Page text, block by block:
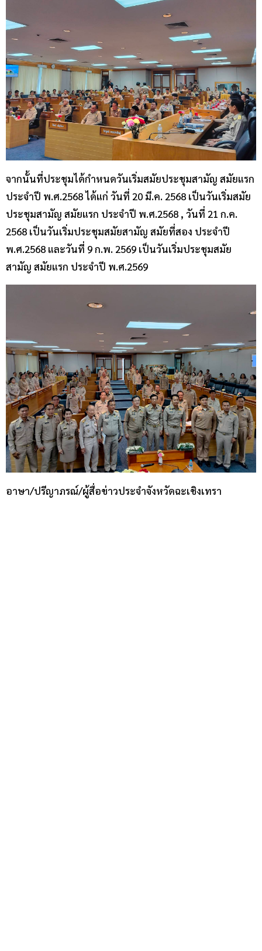
จากนั้นที่ประชุมได้กำหนดวันเริ่มสมัยประชุมสามัญ สมัยแรก
ประจำปี พ.ศ.2568 ได้แก่ วันที่ 20 มี.ค. 2568 เป็นวันเริ่มสมัย
ประชุมสามัญ สมัยแรก ประจำปี พ.ศ.2568 , วันที่ 21 ก.ค.
2568 เป็นวันเริ่มประชุมสมัยสามัญ สมัยที่สอง ประจำปี
พ.ศ.2568 และวันที่ 9 ก.พ. 2569 เป็นวันเริ่มประชุมสมัย
สามัญ สมัยแรก ประจำปี พ.ศ.2569
อาษา/ปรีญาภรณ์/ผู้สื่อข่าวประจำจังหวัดฉะเชิงเทรา